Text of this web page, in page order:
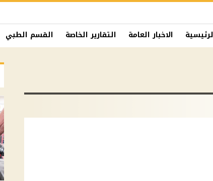
الاخبار العامة التقارير الخاصة القسم الطبي